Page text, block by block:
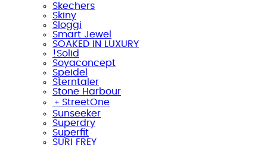
Skechers
Skiny
Sloggi
Smart Jewel
SOAKED IN LUXURY
!Solid
Soyaconcept
Speidel
Sterntaler
Stone Harbour
﹢ StreetOne
Sunseeker
Superdry
Superfit
SURI FREY